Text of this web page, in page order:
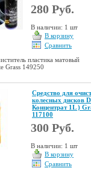
280 Руб.
В наличии: 1 шт
В корзину
Сравнить
пластика матовый
Grass 149250
Средство для
колесных дисков
Концентрат 1L )
117100
300 Руб.
В наличии: 1 шт
В корзину
Сравнить